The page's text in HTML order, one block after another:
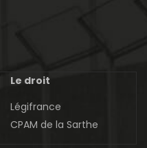
Le droit
Légifrance
CPAM de la Sarthe